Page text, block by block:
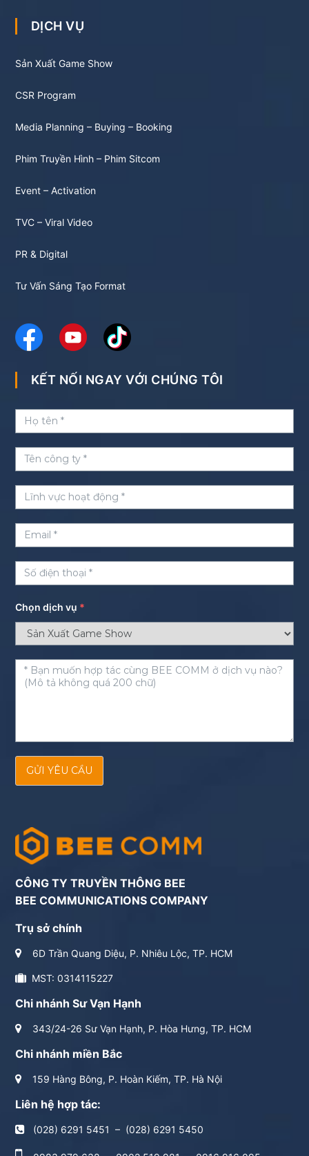
DỊCH VỤ
Sản Xuất Game Show
CSR Program
Media Planning – Buying – Booking
Phim Truyền Hình – Phim Sitcom
Event – Activation
TVC – Viral Video
PR & Digital
Tư Vấn Sáng Tạo Format
KẾT NỐI NGAY VỚI CHÚNG TÔI
Chọn dịch vụ *
GỬI YÊU CẦU
CÔNG TY TRUYỀN THÔNG BEE
BEE COMMUNICATIONS COMPANY
Trụ sở chính
6D Trần Quang Diệu, P. Nhiêu Lộc, TP. HCM
MST: 0314115227
Chi nhánh Sư Vạn Hạnh
343/24-26 Sư Vạn Hạnh, P. Hòa Hưng, TP. HCM
Chi nhánh miền Bắc
159 Hàng Bông, P. Hoàn Kiếm, TP. Hà Nội
Liên hệ hợp tác:
(028) 6291 5451 – (028) 6291 5450